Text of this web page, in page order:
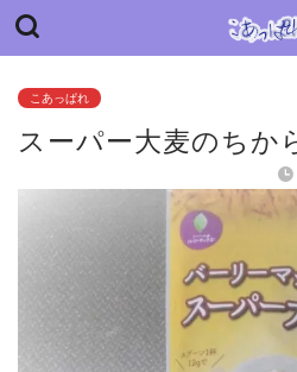
“こあっぱ
こあっぱれ
スーパー大麦のちか